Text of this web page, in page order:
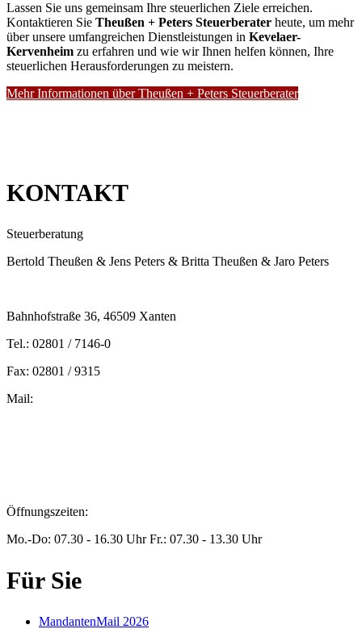
Lassen Sie uns gemeinsam Ihre steuerlichen Ziele erreichen.
Kontaktieren Sie Theußen + Peters Steuerberater heute, um mehr
über unsere umfangreichen Dienstleistungen in Kevelaer-
Kervenheim zu erfahren und wie wir Ihnen helfen können, Ihre
steuerlichen Herausforderungen zu meistern.
Mehr Informationen über Theußen + Peters Steuerberater
KONTAKT
Steuerberatung
Bertold Theußen & Jens Peters & Britta Theußen & Jaro Peters
Bahnhofstraße 36, 46509 Xanten
Tel.: 02801 / 7146-0
Fax: 02801 / 9315
Mail:
Öffnungszeiten:
Mo.-Do: 07.30 - 16.30 Uhr Fr.: 07.30 - 13.30 Uhr
Für Sie
MandantenMail 2026